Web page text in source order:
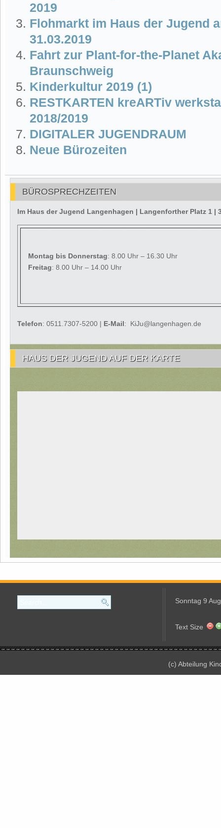
2019
Flohmarkt im Haus der Jugend
31.03.2019
Fahrt zur Plant-for-the-Planet
Braunschweig
Kinderkultur 2019 (1)
RESTKARTEN kreARTiv
2018/2019
DIGITALER JUGENDRAUM
Neue Bürozeiten
BÜROSPRECHZEITEN
Im Haus der Jugend Langenhagen | Langenforther Platz 1 |
Montag bis Donnerstag: 8.00 Uhr – 16.30 Uhr
Freitag: 8.00 Uhr – 14.00 Uhr
Telefon: 0511.7307-5200 | E-Mail: KiJu@langenhagen.de
HAUS DER JUGEND AUF DER KARTE
Sonntag 9
Text Size
(c) Abteilung